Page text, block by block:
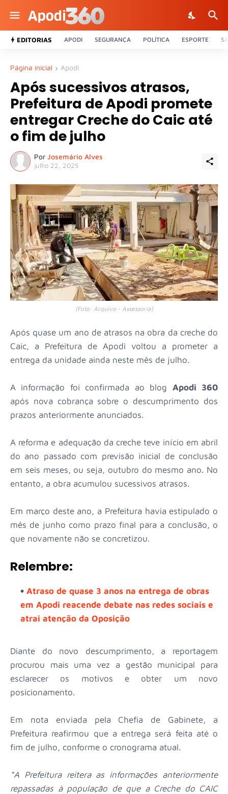
EDITORIAS APODI SEGURANÇA POLÍTICA ESPORTE
Página inicial Apodi
Após sucessivos atrasos,
Prefeitura de Apodi promete
entregar Creche do Caic até
o fim de julho
Por Josemário Alves
julho 22, 2025
(Foto: Arquivo - Assessoria)
Após quase um ano de atrasos na obra da creche do
Caic, a Prefeitura de Apodi voltou a prometer a
entrega da unidade ainda neste mês de julho.
A informação foi confirmada ao blog Apodi 360
após nova cobrança sobre o descumprimento dos
prazos anteriormente anunciados.
A reforma e adequação da creche teve início em abril
do ano passado com previsão inicial de conclusão
em seis meses, ou seja, outubro do mesmo ano. No
entanto, a obra acumulou sucessivos atrasos.
Em março deste ano, a Prefeitura havia estipulado o
mês de junho como prazo final para a conclusão, o
que novamente não se concretizou.
Relembre:
Atraso de quase 3 anos na entrega de obras
em Apodi reacende debate nas redes sociais e
atrai atenção da Oposição
Diante do novo descumprimento, a reportagem
procurou mais uma vez a gestão municipal para
esclarecer os motivos e obter um novo
posicionamento.
Em nota enviada pela Chefia de Gabinete, a
Prefeitura reafirmou que a entrega será feita até o
fim de julho, conforme o cronograma atual.
“A Prefeitura reitera as informações anteriormente
repassadas à população de que a Creche do CAIC